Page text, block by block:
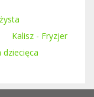
Kalisz - Fryzjer
dziecięca